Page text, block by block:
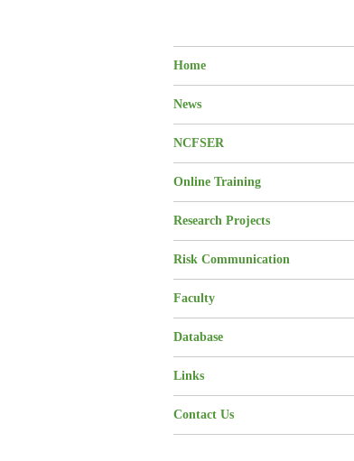
Home
News
NCFSER
Online Training
Research Projects
Risk Communication
Faculty
Database
Links
Contact Us